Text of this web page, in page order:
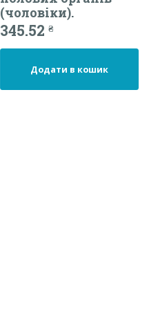
(чоловіки).
345.52₴
Додати в кошик